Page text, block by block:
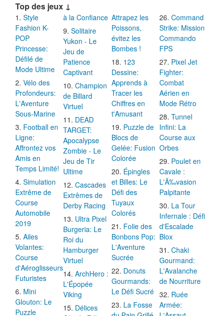
Top des jeux ↓
Style
Fashion K-
POP
Princesse:
Défilé de
Mode Ultime
Vélo des
Profondeurs:
L'Aventure
Sous-Marine
Football en
Ligne:
Affrontez vos
Amis en
Temps Limité!
Simulation
Extrême de
Course
Automobile
2019
Ailes
Volantes:
Course
d'Aéroglisseurs
Futuristes
Mini
Glouton: Le
Puzzle
à la Confiance
Solitaire
Yukon - Le
Jeu de
Patience
Captivant
Champion
de Billard
Virtuel
DEAD
TARGET:
Apocalypse
Zombie - Le
Jeu de Tir
Ultime
Cascades
Extrêmes de
Derby Racing
Ultra Pixel
Burgeria: Le
Roi du
Hamburger
Virtuel
ArchHero :
L'Épopée
Viking
Délices
Attrapez les
Poissons,
évitez les
Bombes !
123
Dessine:
Apprends à
Tracer les
Chiffres en
t'Amusant
Puzzle de
Blocs de
Gelée: Fusion
Colorée
Épingles
et Billes: Le
Défi des
Tuyaux
Colorés
Folie des
Bonbons Pop:
L'Aventure
Sucrée
Donuts
Gourmands:
Le Défi Sucré
La Fosse
Command
Strike: Mission
Commando
FPS
Pixel Jet
Fighter:
Combat
Aérien en
Mode Rétro
Tunnel
Infini: La
Course aux
Orbes
Poulet en
Cavale :
L'Ã‰vasion
Palpitante
La Tour
Infernale : Défi
d'Escalade
Blox
Chaki
Gourmand:
L'Avalanche
de Nourriture
Ruée
Armée: